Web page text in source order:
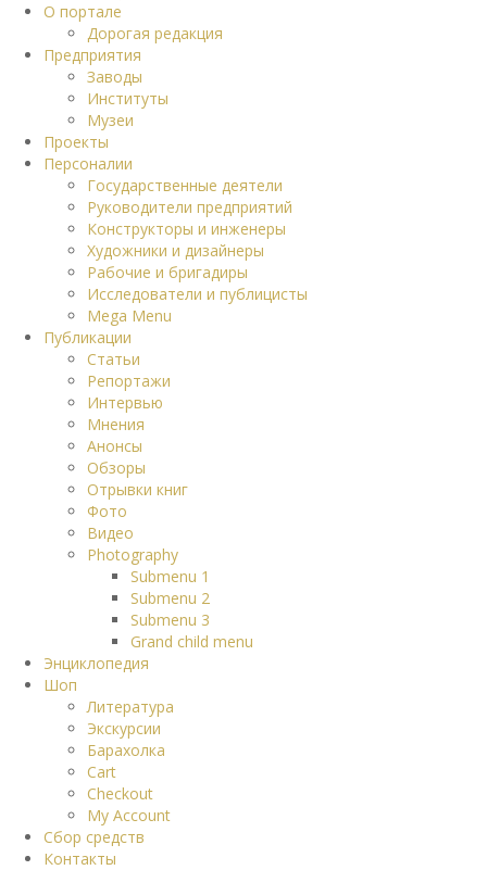
О портале
Дорогая редакция
Предприятия
Заводы
Институты
Музеи
Проекты
Персоналии
Государственные деятели
Руководители предприятий
Конструкторы и инженеры
Художники и дизайнеры
Рабочие и бригадиры
Исследователи и публицисты
Mega Menu
Публикации
Статьи
Репортажи
Интервью
Мнения
Анонсы
Обзоры
Отрывки книг
Фото
Видео
Photography
Submenu 1
Submenu 2
Submenu 3
Grand child menu
Энциклопедия
Шоп
Литература
Экскурсии
Барахолка
Cart
Checkout
My Account
Сбор средств
Контакты